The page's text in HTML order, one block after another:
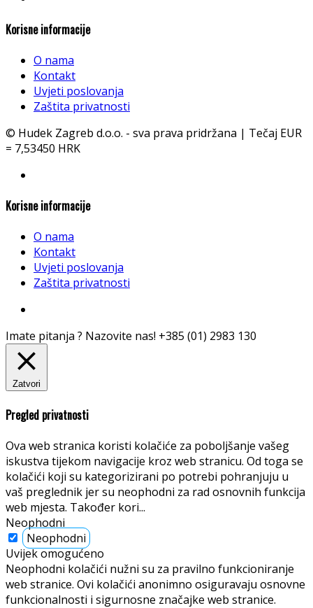
Korisne informacije
O nama
Kontakt
Uvjeti poslovanja
Zaštita privatnosti
© Hudek Zagreb d.o.o. - sva prava pridržana | Tečaj EUR
= 7,53450 HRK
Korisne informacije
O nama
Kontakt
Uvjeti poslovanja
Zaštita privatnosti
Imate pitanja ? Nazovite nas! +385 (01) 2983 130
Zatvori
Pregled privatnosti
Ova web stranica koristi kolačiće za poboljšanje vašeg
iskustva tijekom navigacije kroz web stranicu. Od toga se
kolačići koji su kategorizirani po potrebi pohranjuju u
vaš preglednik jer su neophodni za rad osnovnih funkcija
web mjesta. Također kori...
Neophodni
Neophodni
Uvijek omogućeno
Neophodni kolačići nužni su za pravilno funkcioniranje
web stranice. Ovi kolačići anonimno osiguravaju osnovne
funkcionalnosti i sigurnosne značajke web stranice.